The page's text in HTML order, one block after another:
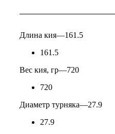
Длина кия—161.5
161.5
Вес кия, гр—720
720
Диаметр турняка—27.9
27.9